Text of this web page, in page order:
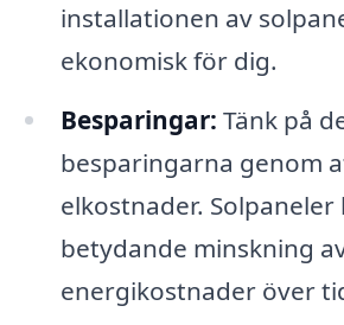
installationen av
ekonomisk för dig.
Besparingar: Tänk på
besparingarna genom
elkostnader. Solpaneler
betydande minskning
energikostnader över